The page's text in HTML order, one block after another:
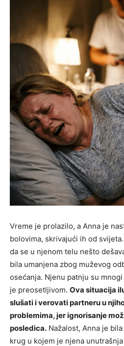
Vreme je prolazilo, a Anna je
bolovima, skrivajući ih od
da se u njenom telu nešto
bila umanjena zbog muževog
osećanja. Njenu patnju su
je preosetljivom. Ova situacija
slušati i verovati partneru u
problemima, jer ignorisanje
posledica. Nažalost, Anna je
krug u kojem je njena